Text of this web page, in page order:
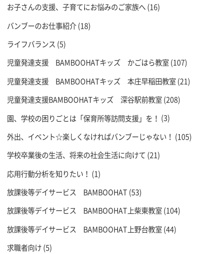
お子さんの支援、子育てにお悩みのご家族へ(16)
バンブーのお仕事紹介(18)
ライフバランス (5)
児童発達支援 BAMBOOHATキッズ かごはら教室(107)
児童発達支援 BAMBOOHATキッズ 本庄早稲田教室(21)
児童発達支援BAMBOOHATキッズ 深谷駅前教室(208)
園、学校の困りごとは「保育所等訪問支援」を！ (3)
外出、イベント☆楽しくなければバンブーじゃない！ (105)
学校卒業後の生活、将来の社会生活に向けて (21)
応用行動分析を知りたい！ (1)
放課後等デイサービス BAMBOOHAT(53)
放課後等デイサービス BAMBOOHAT上柴東教室(104)
放課後等デイサービス BAMBOOHAT上野台教室(44)
求職者向け(5)